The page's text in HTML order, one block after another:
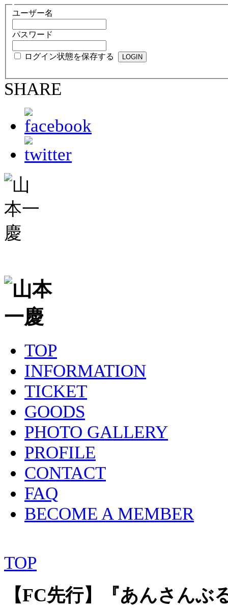
ユーザー名
パスワード
ログイン状態を保存する
SHARE
TOP
INFORMATION
TICKET
GOODS
PHOTO GALLERY
PROFILE
CONTACT
FAQ
BECOME A MEMBER
TOP
【FC先行】『あんさんぶ